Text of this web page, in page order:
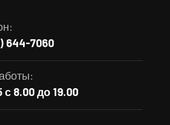
644-7060
8.00 до 19.00